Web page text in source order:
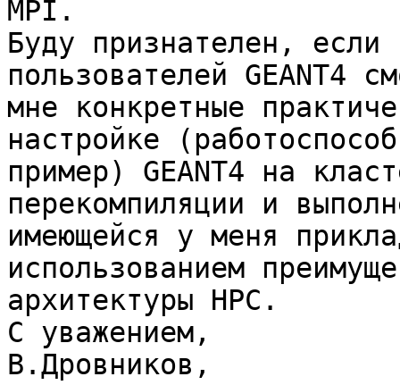
MPI.
Буду признателен,
пользователей GEANT4
мне конкретные
настройке
пример) GEANT4 на
перекомпиляции и
имеющейся у меня
использованием
архитектуры HPC.
С уважением,
В.Дровников,